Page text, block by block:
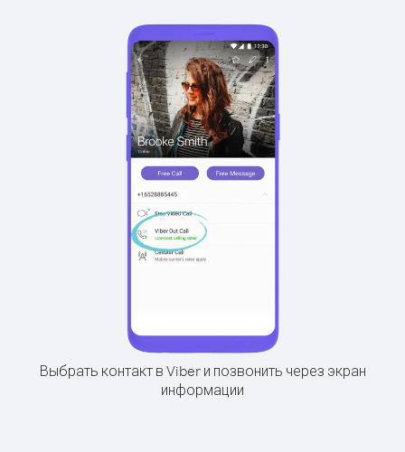
Выбрать контакт в Viber и позвонить через экран
информации